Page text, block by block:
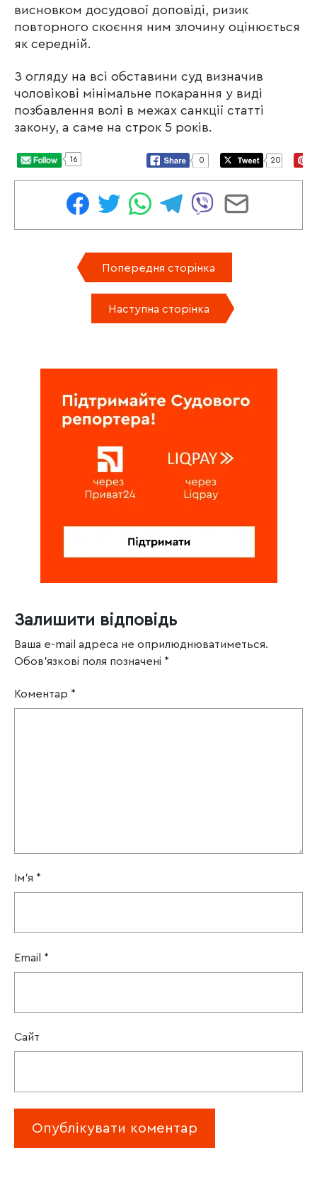
висновком досудової доповіді, ризик
повторного скоєння ним злочину оцінюється
як середній.
З огляду на всі обставини суд визначив
чоловікові мінімальне покарання у виді
позбавлення волі в межах санкції статті
закону, а саме на строк 5 років.
16 0 20
Попередня сторінка
Наступна сторінка
Залишити відповідь
Ваша e-mail адреса не оприлюднюватиметься.
Обов’язкові поля позначені *
Коментар *
Ім'я *
Email *
Сайт